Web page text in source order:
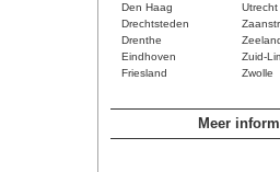
Den Haag
Utrecht
Drechtsteden
Drenthe
Eindhoven
Zuid-
Friesland
Zwolle
Meer